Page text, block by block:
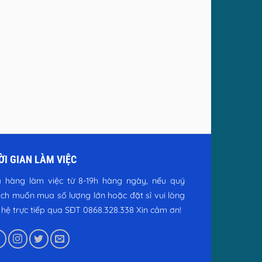
GIAN LÀM VIỆC
hàng làm việc từ 8-19h hàng ngày, nếu quý
muốn mua số lượng lớn hoặc đặt sỉ vui lòng
hệ trực tiếp qua SĐT 0868.328.338 Xin cảm ơn!